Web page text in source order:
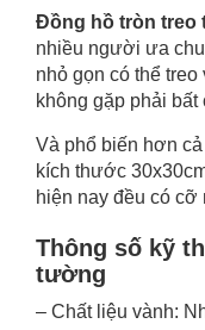
Đồng hồ tròn treo
nhiều người ưa
nhỏ gọn có thể
không gặp phải
Và phổ biến hơn
kích thước
hiện nay đều có cỡ
Thông số kỹ
tường
– Chất liệu vành: